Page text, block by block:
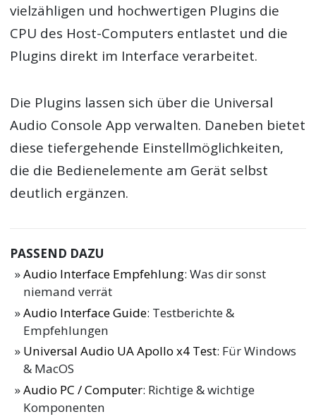
vielzähligen und hochwertigen Plugins die
CPU des Host-Computers entlastet und die
Plugins direkt im Interface verarbeitet.
Die Plugins lassen sich über die Universal
Audio Console App verwalten. Daneben bietet
diese tiefergehende Einstellmöglichkeiten,
die die Bedienelemente am Gerät selbst
deutlich ergänzen.
PASSEND DAZU
Audio Interface Empfehlung: Was dir sonst
niemand verrät
Audio Interface Guide: Testberichte &
Empfehlungen
Universal Audio UA Apollo x4 Test: Für Windows
& MacOS
Audio PC / Computer: Richtige & wichtige
Komponenten